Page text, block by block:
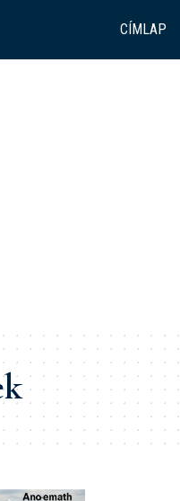
CÍMLAP